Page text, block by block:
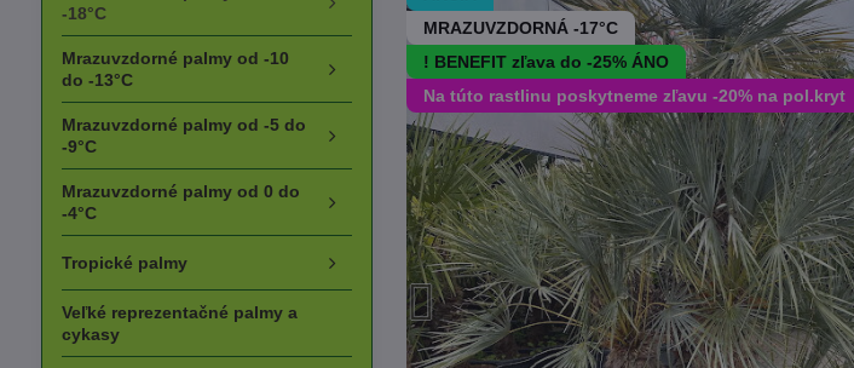
MRAZUVZDORNÁ -17°C
! BENEFIT zľava do -25% ÁNO
Na túto rastlinu poskytneme zľavu -20% na pol.kryt
-18°C
Mrazuvzdorné palmy od -10
do -13°C
Mrazuvzdorné palmy od -5 do
-9°C
Mrazuvzdorné palmy od 0 do
-4°C
Tropické palmy
Veľké reprezentačné palmy a
cykasy